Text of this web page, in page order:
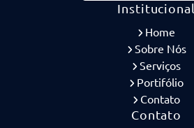
Institucional
Home
Sobre Nós
Serviços
Portifólio
Contato
Contato